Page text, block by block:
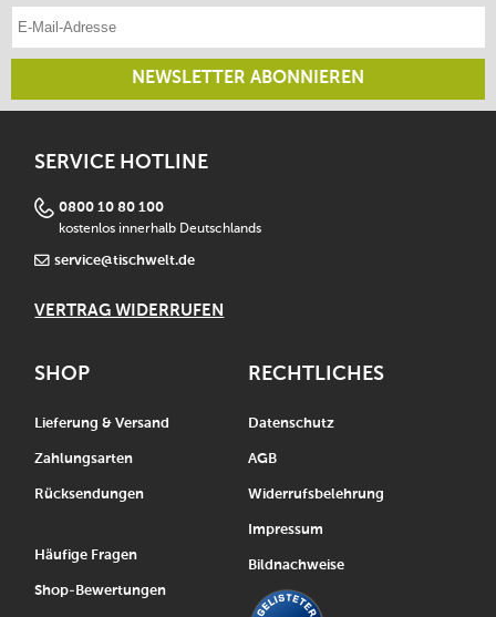
NEWSLETTER ABONNIEREN
SERVICE HOTLINE
0800 10 80 100
kostenlos innerhalb Deutschlands
service@tischwelt.de
VERTRAG WIDERRUFEN
SHOP
Lieferung & Versand
Zahlungsarten
Rücksendungen
Häufige Fragen
Shop-Bewertungen
RECHTLICHES
Datenschutz
AGB
Widerrufsbelehrung
Impressum
Bildnachweise